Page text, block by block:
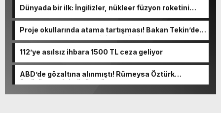
Dünyada bir ilk: İngilizler, nükleer füzyon roketini
ateşledi
Proje okullarında atama tartışması! Bakan Tekin’den
“Sıkıntı yaşanmaması için takvimi erken başlattık”
112’ye asılsız ihbara 1500 TL ceza geliyor
ABD’de gözaltına alınmıştı! Rümeysa Öztürk
öldürüleceğini düşünmüş